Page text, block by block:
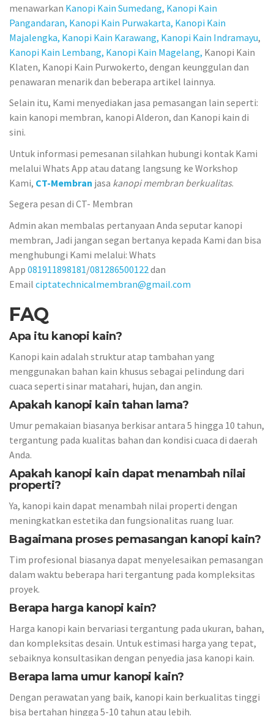
menawarkan Kanopi Kain Sumedang, Kanopi Kain
Pangandaran, Kanopi Kain Purwakarta, Kanopi Kain
Majalengka, Kanopi Kain Karawang, Kanopi Kain Indramayu,
Kanopi Kain Lembang, Kanopi Kain Magelang, Kanopi Kain
Klaten, Kanopi Kain Purwokerto, dengan keunggulan dan
penawaran menarik dan beberapa artikel lainnya.
Selain itu, Kami menyediakan jasa pemasangan lain seperti:
kain kanopi membran, kanopi Alderon, dan Kanopi kain di
sini.
Untuk informasi pemesanan silahkan hubungi kontak Kami
melalui Whats App atau datang langsung ke Workshop
Kami, CT-Membran jasa kanopi membran berkualitas.
Segera pesan di CT- Membran
Admin akan membalas pertanyaan Anda seputar kanopi
membran, Jadi jangan segan bertanya kepada Kami dan bisa
menghubungi Kami melalui: Whats
App 081911898181/081286500122 dan
Email ciptatechnicalmembran@gmail.com
FAQ
Apa itu kanopi kain?
Kanopi kain adalah struktur atap tambahan yang
menggunakan bahan kain khusus sebagai pelindung dari
cuaca seperti sinar matahari, hujan, dan angin.
Apakah kanopi kain tahan lama?
Umur pemakaian biasanya berkisar antara 5 hingga 10 tahun,
tergantung pada kualitas bahan dan kondisi cuaca di daerah
Anda.
Apakah kanopi kain dapat menambah nilai
properti?
Ya, kanopi kain dapat menambah nilai properti dengan
meningkatkan estetika dan fungsionalitas ruang luar.
Bagaimana proses pemasangan kanopi kain?
Tim profesional biasanya dapat menyelesaikan pemasangan
dalam waktu beberapa hari tergantung pada kompleksitas
proyek.
Berapa harga kanopi kain?
Harga kanopi kain bervariasi tergantung pada ukuran, bahan,
dan kompleksitas desain. Untuk estimasi harga yang tepat,
sebaiknya konsultasikan dengan penyedia jasa kanopi kain.
Berapa lama umur kanopi kain?
Dengan perawatan yang baik, kanopi kain berkualitas tinggi
bisa bertahan hingga 5-10 tahun atau lebih.